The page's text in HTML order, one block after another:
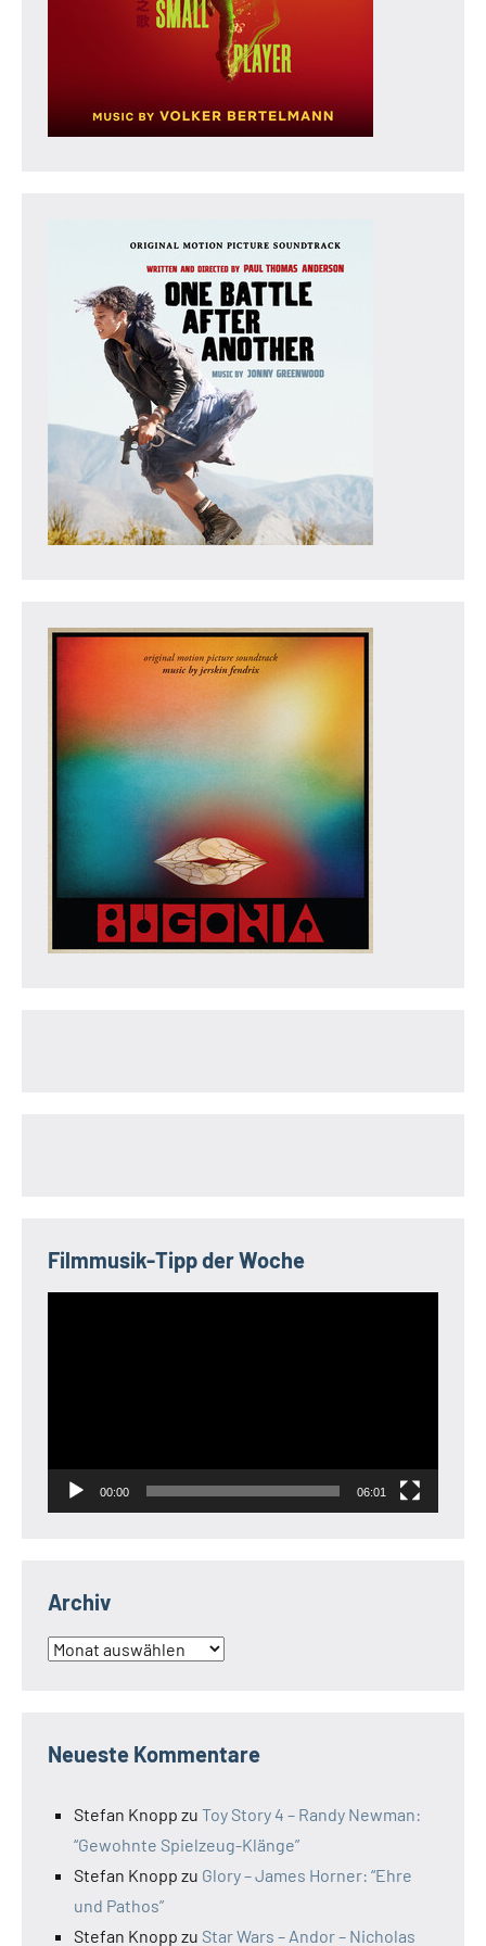
Filmmusik-Tipp der Woche
00:00 06:01
Archiv
Archiv
Neueste Kommentare
Stefan Knopp zu Toy Story 4 – Randy Newman:
“Gewohnte Spielzeug-Klänge”
Stefan Knopp zu Glory – James Horner: “Ehre
und Pathos”
Stefan Knopp zu Star Wars – Andor – Nicholas